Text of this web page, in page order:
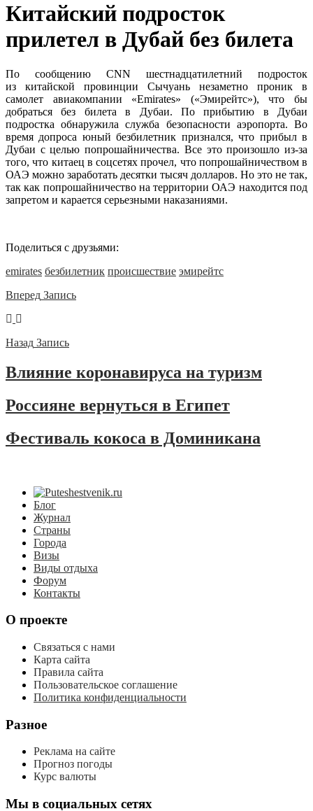
Китайский подросток
прилетел в Дубай без билета
По сообщению CNN шестнадцатилетний подросток
из китайской провинции Сычуань незаметно проник в
самолет авиакомпании «Emirates» («Эмирейтс»), что бы
добраться без билета в Дубаи. По прибытию в Дубаи
подростка обнаружила служба безопасности аэропорта. Во
время допроса юный безбилетник признался, что прибыл в
Дубаи с целью попрошайничества. Все это произошло из-за
того, что китаец в соцсетях прочел, что попрошайничеством в
ОАЭ можно заработать десятки тысяч долларов. Но это не так,
так как попрошайничество на территории ОАЭ находится под
запретом и карается серьезными наказаниями.
Поделиться с друзьями:
emirates безбилетник происшествие эмирейтс
Вперед Запись
Назад Запись
Влияние коронавируса на туризм
Россияне вернуться в Египет
Фестиваль кокоса в Доминикана
Блог
Журнал
Страны
Города
Визы
Виды отдыха
Форум
Контакты
О проекте
Связаться с нами
Карта сайта
Правила сайта
Пользовательское соглашение
Политика конфиденциальности
Разное
Реклама на сайте
Прогноз погоды
Курс валюты
Мы в социальных сетях